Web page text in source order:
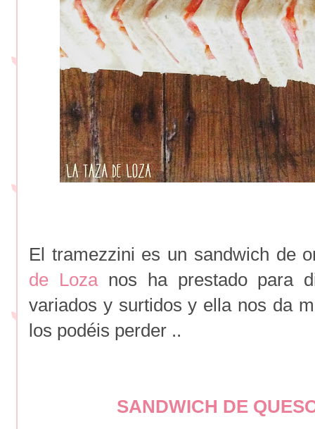
El tramezzini es un sandwich de
de Lozanos ha prestado para
variados y surtidos y ella nos da
los podéis perder ..
SANDWICH DE